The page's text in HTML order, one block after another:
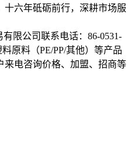
六年砥砺前行，深耕市场服
有限公司联系电话：86-0531-
原料（PE/PP/其他）等产品
来电咨询价格、加盟、招商等